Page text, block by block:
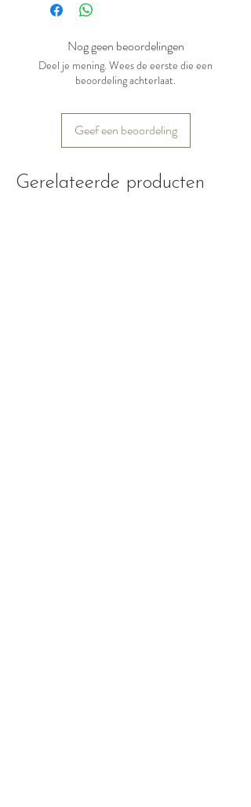
Nog geen beoordelingen
Deel je mening. Wees de eerste die een
beoordeling achterlaat.
Geef een beoordeling
Gerelateerde producten